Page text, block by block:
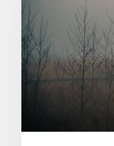
fleurs
(+
notre
dans
les
Hautes
Fagnes
une